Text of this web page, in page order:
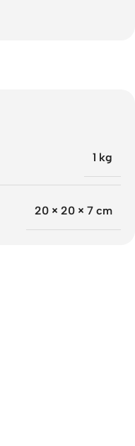
1 kg
20 × 20 × 7 cm